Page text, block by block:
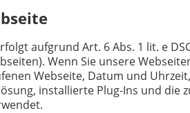
aufgrund Art. 6 Abs. 1 lit. e
Wenn Sie unsere
Webseite, Datum und
installierte Plug-Ins und